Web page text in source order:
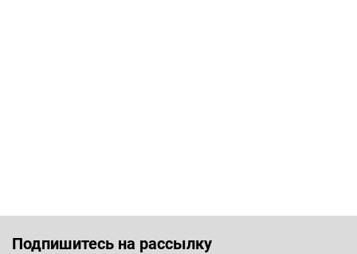
Подпишитесь на рассылку